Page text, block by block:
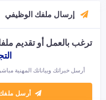
إرسال ملفك الوظيفي
ترغب بالعمل أو تقديم
أرسل خبراتك وبياناتك المهنية
أرسل